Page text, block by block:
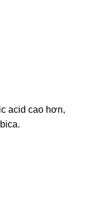
acid cao hơn,